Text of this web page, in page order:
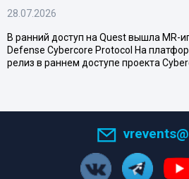
28.07.2026
В ранний доступ на Quest вышла MR-
Defense Cybercore Protocol На
релиз в раннем доступе проекта